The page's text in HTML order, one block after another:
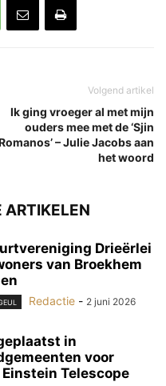
Volgend artikel
Ik ging vroeger al met mijn
ouders mee met de ‘Sjin
– Julie Jacobs aan
het woord
ARTIKELEN
Drieërlei
van Broekhem
Redactie - 2 juni 2026
in
voor
Telescope